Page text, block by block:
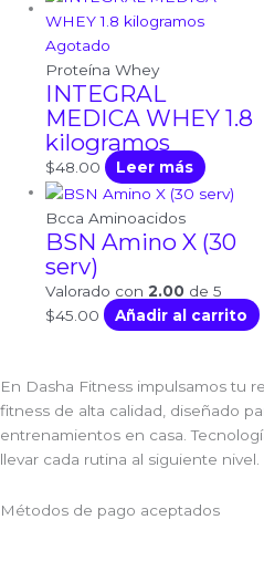
Agotado
Proteína Whey
INTEGRAL
MEDICA WHEY 1.8
kilogramos
$48.00 Leer más
Bcca Aminoacidos
BSN Amino X (30
serv)
Valorado con2.00 de 5
$45.00 Añadir al carrito
En Dasha Fitness impulsamos tu
fitness de alta calidad, diseñado
entrenamientos en casa.
llevar cada rutina al siguiente nivel.
Métodos de pago aceptados